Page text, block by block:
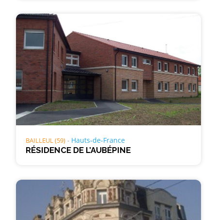
BAILLEUL (59) Hauts-de-France
RÉSIDENCE DE L’AUBÉPINE